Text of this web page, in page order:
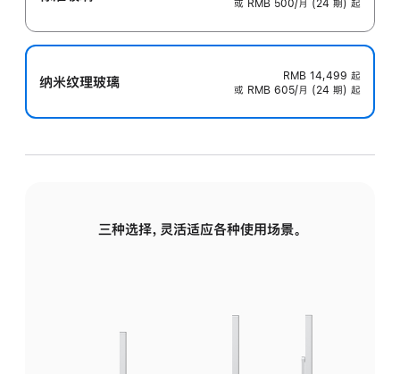
或 RMB 500/月 (24 期) 起
纳米纹理玻璃 RMB 14,499 起
或 RMB 605/月 (24 期) 起
三种选择，灵活适应各种使用场景。